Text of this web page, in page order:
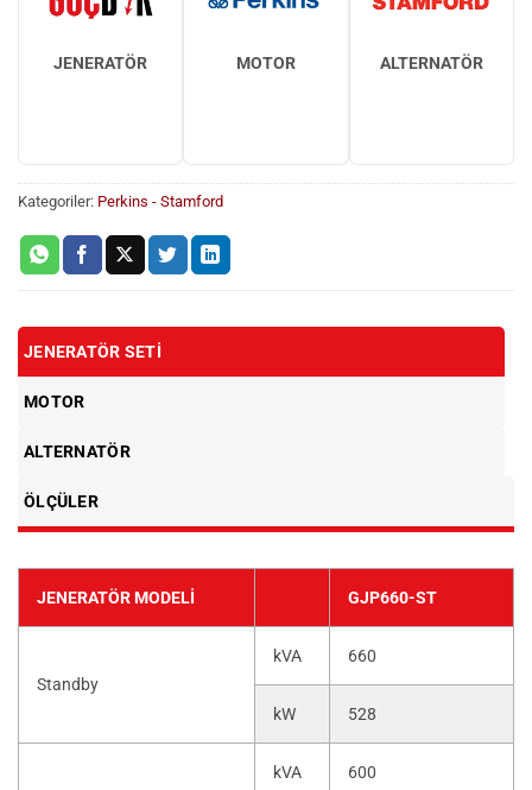
JENERATÖR MOTOR ALTERNATÖR
Kategoriler: Perkins - Stamford
JENERATÖR SETI
MOTOR
ALTERNATÖR
ÖLÇÜLER
JENERATÖR MODELI GJP660-ST
Standby
kVA 660
kW 528
kVA 600